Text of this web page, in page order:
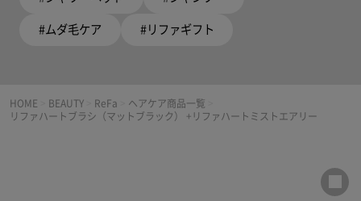
#ムダ毛ケア #リファギフト
HOME BEAUTY ReFa ヘアケア商品一覧
リファハートブラシ（マットブラック） +リファハートミストエアリー